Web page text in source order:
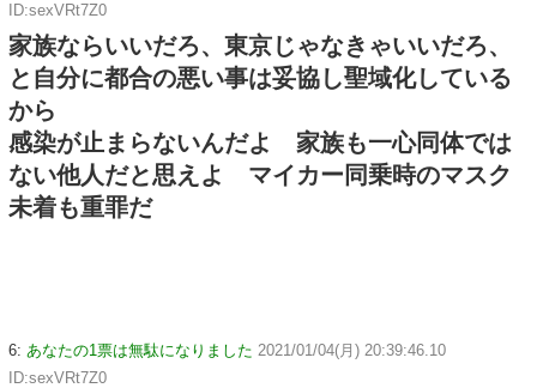
ID:sexVRt7Z0
家族ならいいだろ、東京じゃなきゃいいだろ、
と自分に都合の悪い事は妥協し聖域化している
から
感染が止まらないんだよ 家族も一心同体では
ない他人だと思えよ マイカー同乗時のマスク
未着も重罪だ
6: あなたの1票は無駄になりました 2021/01/04(月) 20:39:46.10
ID:sexVRt7Z0